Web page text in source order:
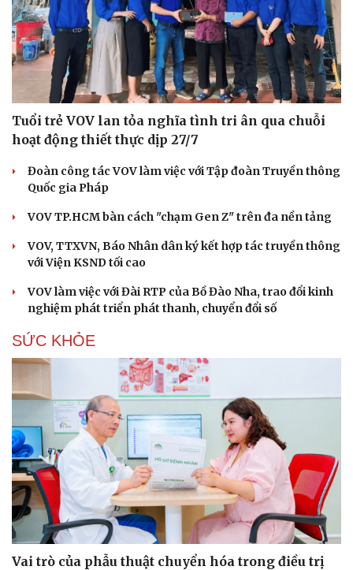
Cải chính
Tuổi trẻ VOV lan tỏa nghĩa tình tri ân qua chuỗi
hoạt động thiết thực dịp 27/7
Đoàn công tác VOV làm việc với Tập đoàn Truyền thông
Quốc gia Pháp
VOV TP.HCM bàn cách "chạm Gen Z" trên đa nền tảng
VOV, TTXVN, Báo Nhân dân ký kết hợp tác truyền thông
với Viện KSND tối cao
VOV làm việc với Đài RTP của Bồ Đào Nha, trao đổi kinh
nghiệm phát triển phát thanh, chuyển đổi số
SỨC KHỎE
Vai trò của phẫu thuật chuyển hóa trong điều trị